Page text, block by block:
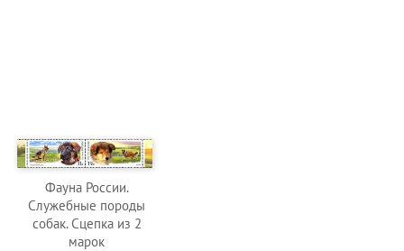
Фауна России.
Служебные породы
собак. Сцепка из 2
марок